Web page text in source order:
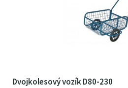
Dvojkolesový vozík D80-230